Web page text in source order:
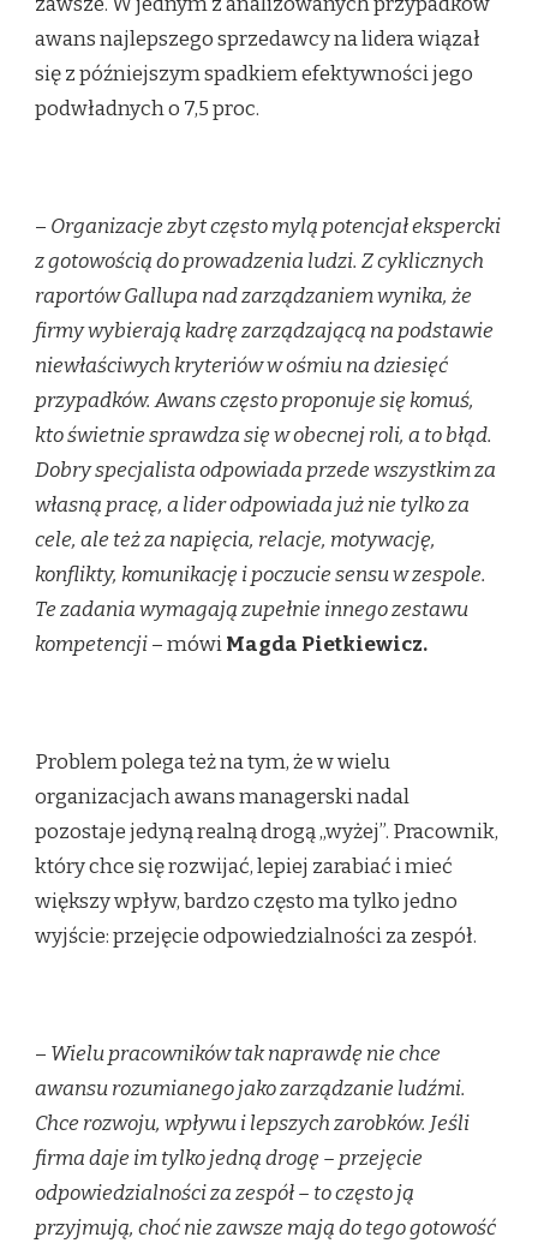
awans najlepszego sprzedawcy na lidera wiązał
się z późniejszym spadkiem efektywności jego
podwładnych o 7,5 proc.
– Organizacje zbyt często mylą potencjał ekspercki
z gotowością do prowadzenia ludzi. Z cyklicznych
raportów Gallupa nad zarządzaniem wynika, że
firmy wybierają kadrę zarządzającą na podstawie
niewłaściwych kryteriów w ośmiu na dziesięć
przypadków. Awans często proponuje się komuś,
kto świetnie sprawdza się w obecnej roli, a to błąd.
Dobry specjalista odpowiada przede wszystkim za
własną pracę, a lider odpowiada już nie tylko za
cele, ale też za napięcia, relacje, motywację,
konflikty, komunikację i poczucie sensu w zespole.
Te zadania wymagają zupełnie innego zestawu
kompetencji– mówiMagda Pietkiewicz.
Problem polega też na tym, że w wielu
organizacjach awans managerski nadal
pozostaje jedyną realną drogą „wyżej”. Pracownik,
który chce się rozwijać, lepiej zarabiać i mieć
większy wpływ, bardzo często ma tylko jedno
wyjście: przejęcie odpowiedzialności za zespół.
– Wielu pracowników tak naprawdę nie chce
awansu rozumianego jako zarządzanie ludźmi.
Chce rozwoju, wpływu i lepszych zarobków. Jeśli
firma daje im tylko jedną drogę – przejęcie
odpowiedzialności za zespół – to często ją
przyjmują, choć nie zawsze mają do tego gotowość